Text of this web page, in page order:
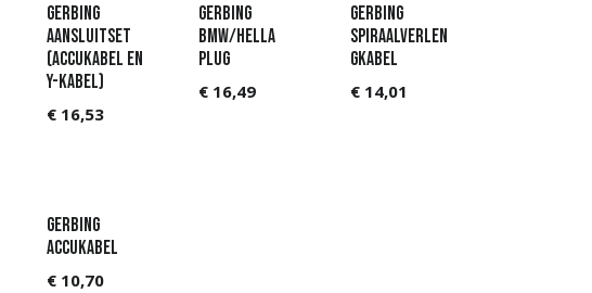
Gerbing
Aansluitset
(accukabel en
Y-kabel)
€ 16,53
Gerbing
BMW/Hella
plug
€ 16,49
Gerbing
Spiraalverlen
gkabel
€ 14,01
Gerbing
Accukabel
€ 10,70